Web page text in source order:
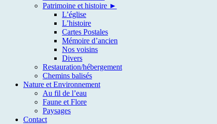
Patrimoine et histoire ►
L’église
L’histoire
Cartes Postales
Mémoire d’ancien
Nos voisins
Divers
Restauration/hébergement
Chemins balisés
Nature et Environnement
Au fil de l’eau
Faune et Flore
Paysages
Contact